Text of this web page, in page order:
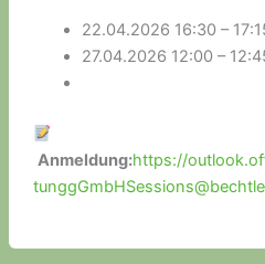
22.04.2026 16:30 –
27.04.2026 12:00 –
Anmeldung:https://